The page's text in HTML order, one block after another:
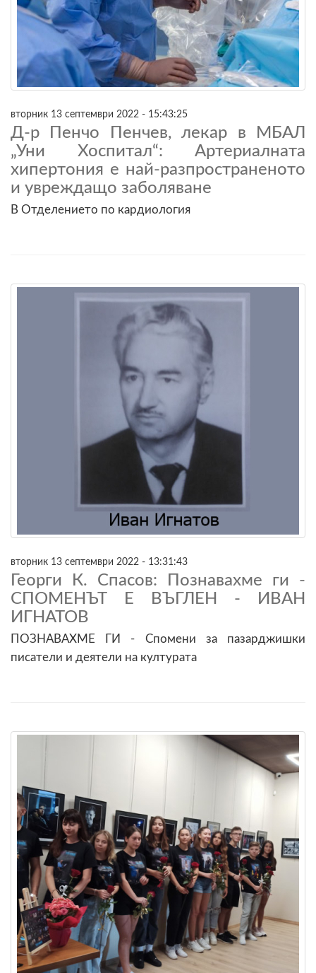
вторник 13 септември 2022 - 15:43:25
Д-р Пенчо Пенчев, лекар в МБАЛ
„Уни Хоспитал“: Артериалната
хипертония е най-разпространеното
и увреждащо заболяване
В Отделението по кардиология
вторник 13 септември 2022 - 13:31:43
Георги К. Спасов: Познавахме ги -
СПОМЕНЪТ Е ВЪГЛЕН - ИВАН
ИГНАТОВ
ПОЗНАВАХМЕ ГИ - Спомени за пазарджишки
писатели и деятели на културата